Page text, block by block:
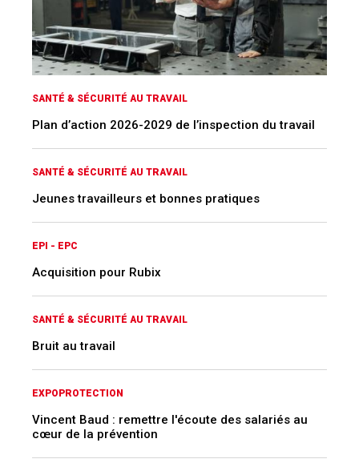
SANTÉ & SÉCURITÉ AU TRAVAIL
Plan d’action 2026-2029 de l’inspection du travail
SANTÉ & SÉCURITÉ AU TRAVAIL
Jeunes travailleurs et bonnes pratiques
EPI - EPC
Acquisition pour Rubix
SANTÉ & SÉCURITÉ AU TRAVAIL
Bruit au travail
EXPOPROTECTION
Vincent Baud : remettre l'écoute des salariés au
cœur de la prévention